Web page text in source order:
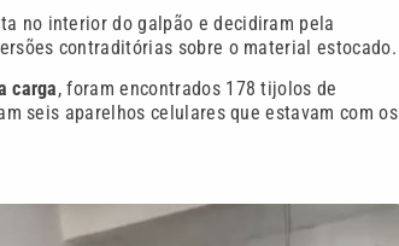
no interior do galpão e decidiram pela
contraditórias sobre o material estocado.
carga, foram encontrados 178 tijolos de
seis aparelhos celulares que estavam com os